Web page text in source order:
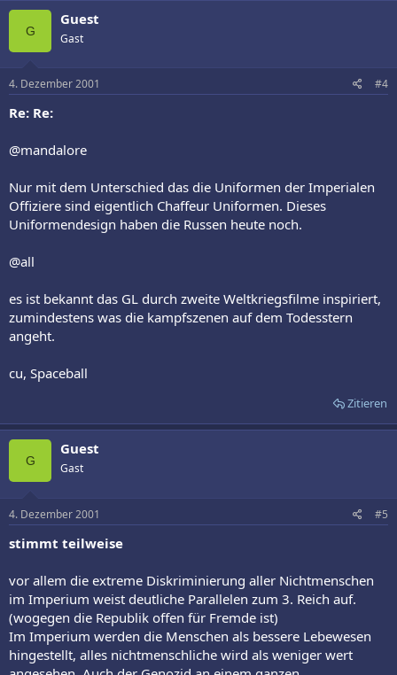
G
Guest
Gast
4. Dezember 2001 #4
Re: Re:
@mandalore
Nur mit dem Unterschied das die Uniformen der Imperialen
Offiziere sind eigentlich Chaffeur Uniformen. Dieses
Uniformendesign haben die Russen heute noch.
@all
es ist bekannt das GL durch zweite Weltkriegsfilme inspiriert,
zumindestens was die kampfszenen auf dem Todesstern
angeht.
cu, Spaceball
Zitieren
G
Guest
Gast
4. Dezember 2001 #5
stimmt teilweise
vor allem die extreme Diskriminierung aller Nichtmenschen
im Imperium weist deutliche Parallelen zum 3. Reich auf.
(wogegen die Republik offen für Fremde ist)
Im Imperium werden die Menschen als bessere Lebewesen
hingestellt, alles nichtmenschliche wird als weniger wert